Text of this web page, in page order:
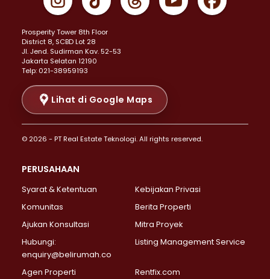
Properti Dijual di Johar Baru >
Properti Dijual di Menteng >
Properti Dijual di Senen >
Properti Dijual di Tanah Abang >
Properti Dijual di Cikini >
Properti Dijual di Kramat >
Properti Dijual di Pasar Baru >
Properti Dijual di Bendungan Hilir >
Properti Dijual di Jakarta Selatan >
Properti Dijual di Lebak Bulus >
Properti Dijual di Gandaria Selatan >
Properti Dijual di Pondok Labu >
Properti Dijual di Lenteng Agung >
Properti Dijual di Senayan >
Properti Dijual di Pondok Pinang >
Prosperity Tower 8th Floor
District 8, SCBD Lot 28
JI. Jend. Sudirman Kav. 52-53
Jakarta Selatan 12190
Telp: 021-38959193
Lihat di Google Maps
© 2026 - PT Real Estate Teknologi. All rights reserved.
PERUSAHAAN
Syarat & Ketentuan
Kebijakan Privasi
Komunitas
Berita Properti
Ajukan Konsultasi
Mitra Proyek
Hubungi:
enquiry@belirumah.co
Listing Management Service
Agen Properti Rentfix.com